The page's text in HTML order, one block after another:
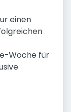
einen
Woche für